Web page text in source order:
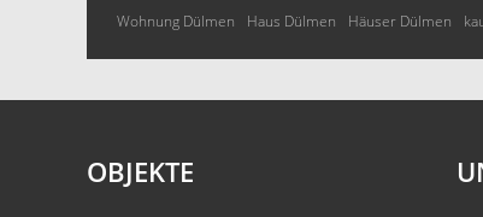
Wohnung Dülmen
Haus Dülmen Häuser Dülmen
OBJEKTE